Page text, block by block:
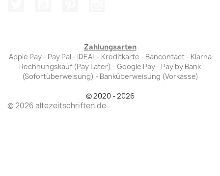
Zahlungsarten
Apple Pay - Pay Pal - iDEAL - Kreditkarte - Bancontact - Klarna
Rechnungskauf (Pay Later) - Google Pay - Pay by Bank
(Sofortüberweisung) - Banküberweisung (Vorkasse)
© 2020 - 2026
© 2026 altezeitschriften.de